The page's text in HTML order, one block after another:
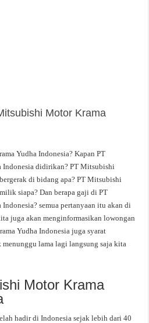
Motor Krama
Yudha Indonesia? Kapan PT
didirikan? PT Mitsubishi
di bidang apa? PT Mitsubishi
siapa? Dan berapa gaji di PT
semua pertanyaan itu akan di
juga akan menginformasikan lowongan
Yudha Indonesia juga syarat
lama lagi langsung saja kita
Motor Krama
hadir di Indonesia sejak lebih dari 40